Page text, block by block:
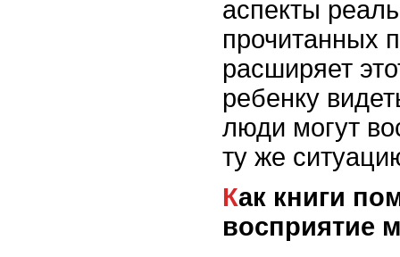
аспекты
прочитанных
расширяет
ребенку
люди могут
ту же
Как книги помогают развивать
восприятие